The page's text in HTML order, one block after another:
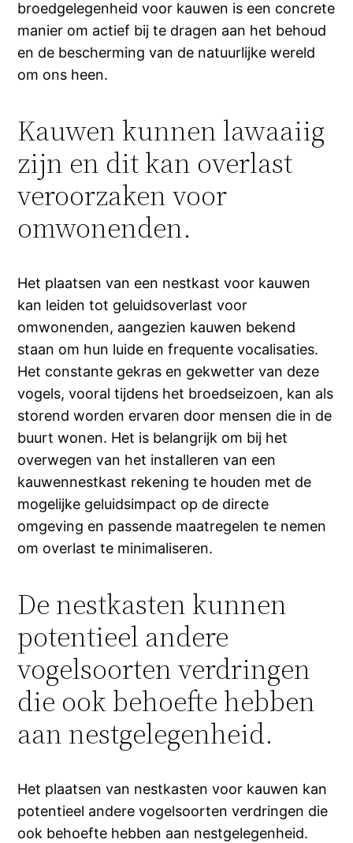
broedgelegenheid voor kauwen is een concrete
manier om actief bij te dragen aan het behoud
en de bescherming van de natuurlijke wereld
om ons heen.
Kauwen kunnen lawaaiig
zijn en dit kan overlast
veroorzaken voor
omwonenden.
Het plaatsen van een nestkast voor kauwen
kan leiden tot geluidsoverlast voor
omwonenden, aangezien kauwen bekend
staan om hun luide en frequente vocalisaties.
Het constante gekras en gekwetter van deze
vogels, vooral tijdens het broedseizoen, kan als
storend worden ervaren door mensen die in de
buurt wonen. Het is belangrijk om bij het
overwegen van het installeren van een
kauwennestkast rekening te houden met de
mogelijke geluidsimpact op de directe
omgeving en passende maatregelen te nemen
om overlast te minimaliseren.
De nestkasten kunnen
potentieel andere
vogelsoorten verdringen
die ook behoefte hebben
aan nestgelegenheid.
Het plaatsen van nestkasten voor kauwen kan
potentieel andere vogelsoorten verdringen die
ook behoefte hebben aan nestgelegenheid.